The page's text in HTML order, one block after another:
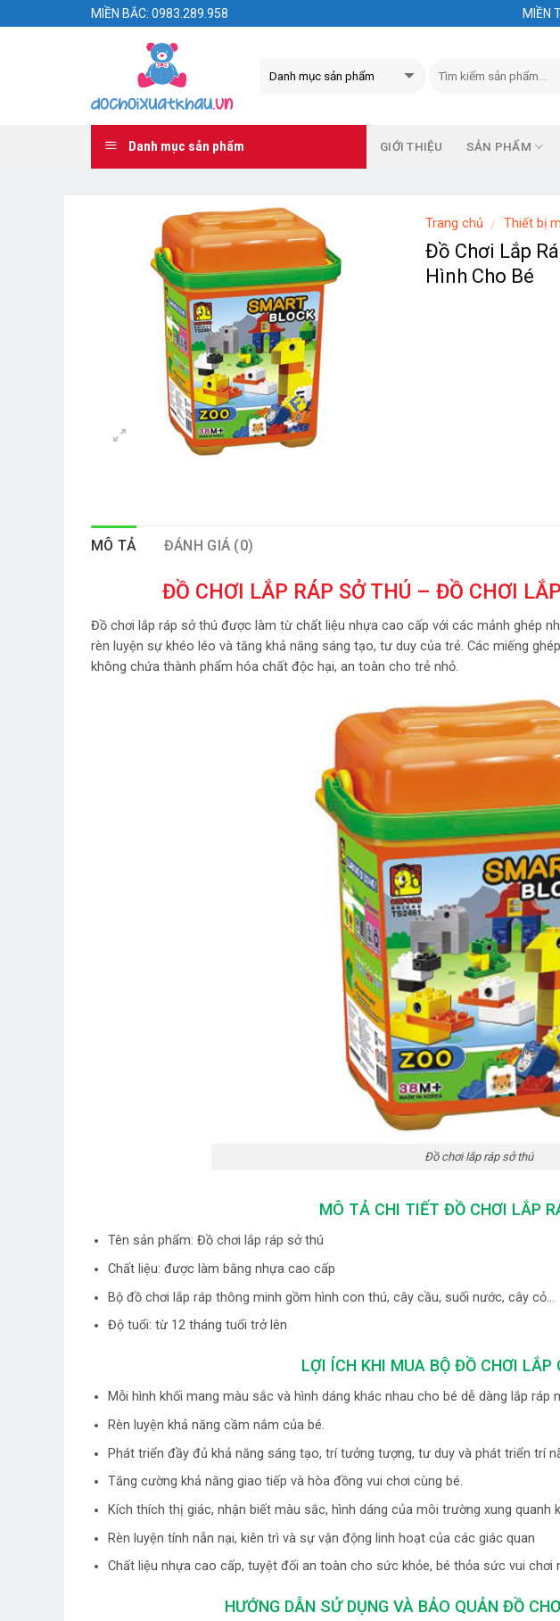
MIỀN BẮC: 0983.289.958 MIỀN
Danh mục sản phẩm GIỚI THIỆU SẢN PHẨM
Trang chủ / Thiết bị
Đồ Chơi Lắp
Hình Cho Bé
MÔ TẢ ĐÁNH GIÁ (0)
ĐỒ CHƠI LẮP RÁP SỞ THÚ – ĐỒ CHƠI
Đồ chơi lắp ráp sở thú được làm từ chất liệu nhựa cao cấp với các mảnh ghép
rèn luyện sự khéo léo và tăng khả năng sáng tạo, tư duy của trẻ. Các miếng
không chứa thành phẩm hóa chất độc hại, an toàn cho trẻ nhỏ.
Đồ chơi lắp ráp sở thú
MÔ TẢ CHI TIẾT ĐỒ CHƠI LẮP
Tên sản phẩm: Đồ chơi lắp ráp sở thú
Chất liệu: được làm bằng nhựa cao cấp
Bộ đồ chơi lắp ráp thông minh gồm hình con thú, cây cầu, suối nước, cây cỏ…
Độ tuổi: từ 12 tháng tuổi trở lên
LỢI ÍCH KHI MUA BỘ ĐỒ CHƠI LẮP
Mỗi hình khối mang màu sắc và hình dáng khác nhau cho bé dễ dàng lắp ráp
Rèn luyện khả năng cầm nắm của bé.
Phát triển đầy đủ khả năng sáng tạo, trí tưởng tượng, tư duy và phát triển trí
Tăng cường khả năng giao tiếp và hòa đồng vui chơi cùng bé.
Kích thích thị giác, nhận biết màu sắc, hình dáng của môi trường xung quanh
Rèn luyện tính nẫn nại, kiên trì và sự vận động linh hoạt của các giác quan
Chất liệu nhựa cao cấp, tuyệt đối an toàn cho sức khỏe, bé thỏa sức vui chơi
HƯỚNG DẪN SỬ DỤNG VÀ BẢO QUẢN ĐỒ